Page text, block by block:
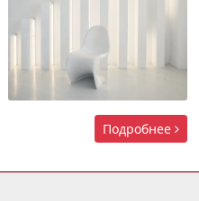
Подробнее